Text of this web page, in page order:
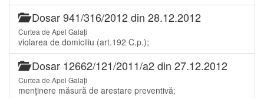
Dosar 941/316/2012 din 28.12.2012
Curtea de Apel Galați
violarea de domiciliu (art.192 C.p.);
Dosar 12662/121/2011/a2 din 27.12.2012
Curtea de Apel Galați
menţinere măsură de arestare preventivă;